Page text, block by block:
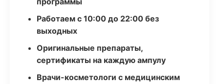
Работаем с 10:00 до 22:00 без
выходных
Оригинальные препараты,
сертификаты на каждую ампулу
Врачи-косметологи с медицинским